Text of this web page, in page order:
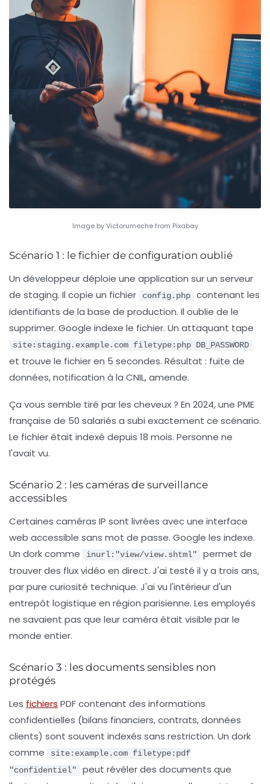
Image by Victorumeche from Pixabay
Scénario 1 : le fichier de configuration oublié
Un développeur déploie une application sur un serveur
de staging. Il copie un fichier
config.php
contenant les
identifiants de la base de production. Il oublie de le
supprimer. Google indexe le fichier. Un attaquant tape
site:staging.example.com filetype:php DB_PASSWORD
et trouve le fichier en 5 secondes. Résultat : fuite de
données, notification à la CNIL, amende.
Ça vous semble tiré par les cheveux ? En 2024, une PME
française de 50 salariés a subi exactement ce scénario.
Le fichier était indexé depuis 18 mois. Personne ne
l'avait vu.
Scénario 2 : les caméras de surveillance
accessibles
Certaines caméras IP sont livrées avec une interface
web accessible sans mot de passe. Google les indexe.
Un dork comme
inurl:"view/view.shtml"
permet de
trouver des flux vidéo en direct. J'ai testé il y a trois ans,
par pure curiosité technique. J'ai vu l'intérieur d'un
entrepôt logistique en région parisienne. Les employés
ne savaient pas que leur caméra était visible par le
monde entier.
Scénario 3 : les documents sensibles non
protégés
Les fichiers PDF contenant des informations
confidentielles (bilans financiers, contrats, données
clients) sont souvent indexés sans restriction. Un dork
comme
site:example.com filetype:pdf
"confidentiel"
peut révéler des documents que